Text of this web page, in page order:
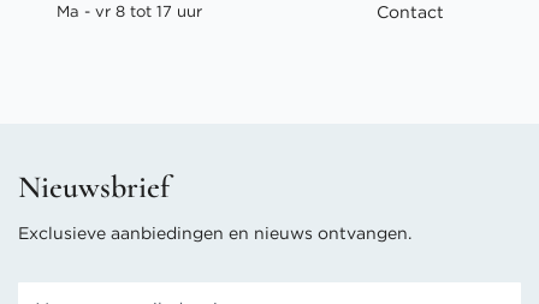
Ma - vr 8 tot 17 uur Contact
Nieuwsbrief
Exclusieve aanbiedingen en nieuws ontvangen.